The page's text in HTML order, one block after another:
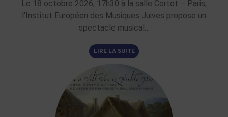
Le 18 octobre 2026, 17h30 à la salle Cortot – Paris,
l’Institut Européen des Musiques Juives propose un
spectacle musical…
LIRE LA SUITE